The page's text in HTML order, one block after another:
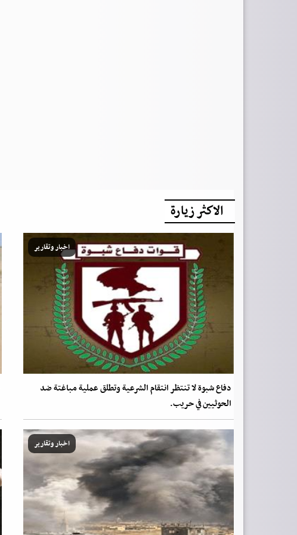
الاكثر زيارة
اخبار وتقارير
دفاع شبوة لا تنتظر انتقام الشرعية وتطلق عملية مباغتة ضد
الحوثيين في حريب.
اخبار وتقارير